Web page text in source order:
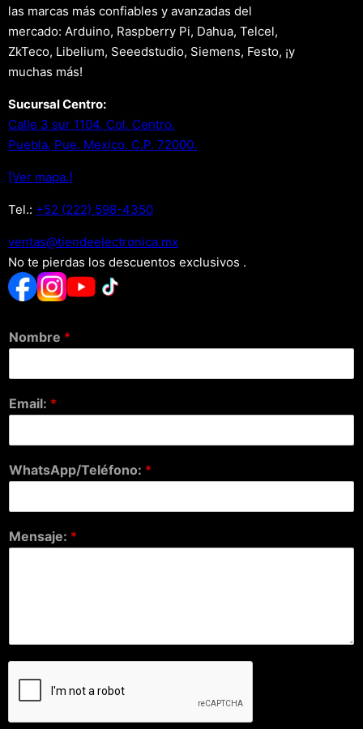
las marcas más confiables y avanzadas del
mercado: Arduino, Raspberry Pi, Dahua, Telcel,
ZkTeco, Libelium, Seeedstudio, Siemens, Festo, ¡y
muchas más!
Sucursal Centro:
Calle 3 sur 1104, Col. Centro.
Puebla, Pue. Mexico. C.P. 72000.
[Ver mapa.]
Tel.: +52 (222) 598-4350
xm.acinortceleedneit@satnev
No te pierdas los descuentos exclusivos .
Nombre *
Email: *
WhatsApp/Teléfono: *
Mensaje: *